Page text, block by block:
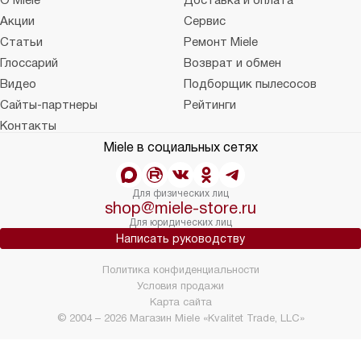
Акции
Сервис
Статьи
Ремонт Miele
Глоссарий
Возврат и обмен
Видео
Подборщик пылесосов
Сайты-партнеры
Рейтинги
Контакты
Miele в социальных сетях
Для физических лиц
shop@miele-store.ru
Для юридических лиц
Написать руководству
© 2004 – 2026 Магазин Miele «Kvalitet Trade, LLC»
Политика конфиденциальности
Условия продажи
Карта сайта